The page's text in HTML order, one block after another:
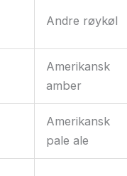
Andre røykøl
Amerikansk
amber
Amerikansk
pale ale